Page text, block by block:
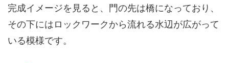
完成イメージを見ると、門の先は橋になっており、
その下にはロックワークから流れる水辺が広がって
いる模様です。